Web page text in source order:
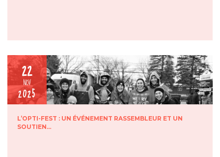
22
NOV
2025
L’OPTI-FEST : UN ÉVÉNEMENT RASSEMBLEUR ET UN
SOUTIEN…